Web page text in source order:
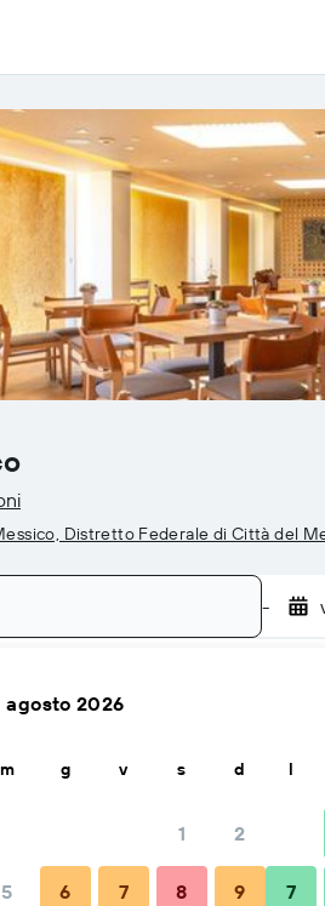
Distretto Federale di Città del
-
agosto 2026
m g v s d
1 2
5 6 7 8 9
l
7